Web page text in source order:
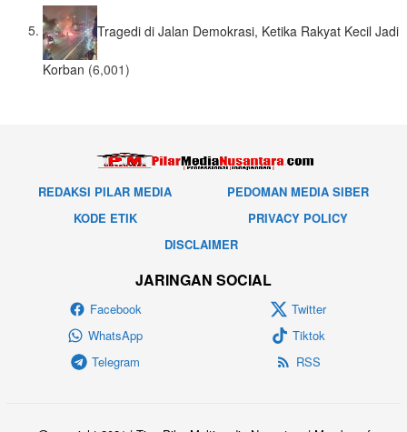
Tragedi di Jalan Demokrasi, Ketika Rakyat Kecil Jadi
Korban (6,001)
REDAKSI PILAR MEDIA
PEDOMAN MEDIA SIBER
KODE ETIK
PRIVACY POLICY
DISCLAIMER
JARINGAN SOCIAL
Facebook
Twitter
WhatsApp
Tiktok
Telegram
RSS